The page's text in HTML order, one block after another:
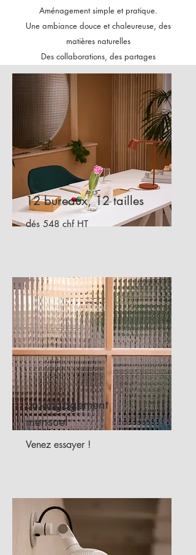
Aménagement simple et pratique.
Une ambiance douce et chaleureuse, des
matières naturelles
Des collaborations, des partages
12 bureaux, 12 tailles
dés 548 chf HT
un engagement
mensuel
Venez essayer !